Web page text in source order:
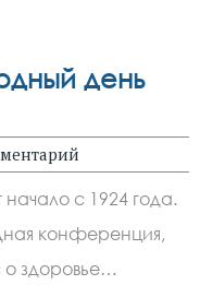
день
с 1924 года.
конференция,
здоровье…